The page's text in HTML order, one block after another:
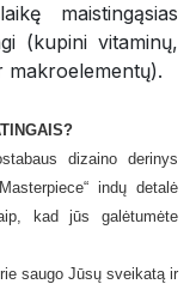
maistingąsias
(kupini vitaminų,
makroelementų).
dizaino derinys
indų detalė
kad jūs galėtumėte
saugo Jūsų sveikatą ir